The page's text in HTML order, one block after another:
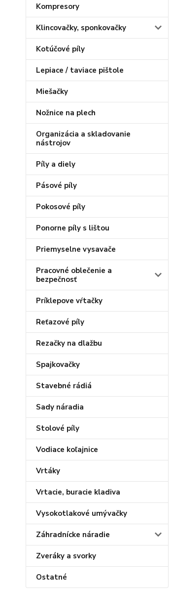
Kompresory
Klincovačky, sponkovačky
Kotúčové píly
Lepiace / taviace pištole
Miešačky
Nožnice na plech
Organizácia a skladovanie
nástrojov
Píly a diely
Pásové píly
Pokosové píly
Ponorne píly s lištou
Priemyselne vysavače
Pracovné oblečenie a
bezpečnosť
Príklepove vŕtačky
Reťazové píly
Rezačky na dlažbu
Spajkovačky
Stavebné rádiá
Sady náradia
Stolové píly
Vodiace koľajnice
Vrtáky
Vrtacie, buracie kladiva
Vysokotlakové umývačky
Záhradnícke náradie
Zveráky a svorky
Ostatné